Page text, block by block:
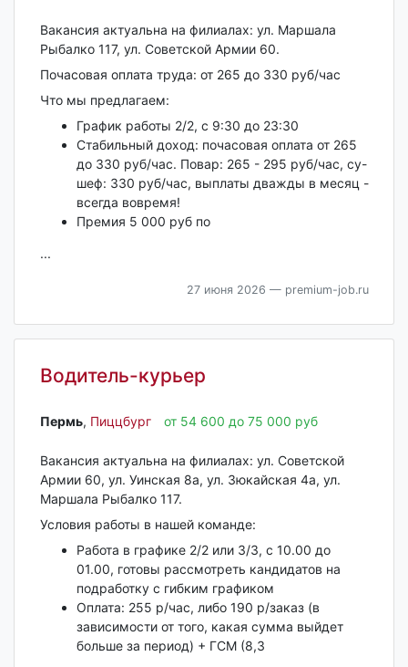
Вакансия актуальна на филиалах: ул. Маршала
Рыбалко 117, ул. Советской Армии 60.
Почасовая оплата труда: от 265 до 330 руб/час
Что мы предлагаем:
График работы 2/2, с 9:30 до 23:30
Стабильный доход: почасовая оплата от 265
до 330 руб/час. Повар: 265 - 295 руб/час, су-
шеф: 330 руб/час, выплаты дважды в месяц -
всегда вовремя!
Премия 5 000 руб по
...
27 июня 2026 — premium-job.ru
Водитель-курьер
Пермь‎, Пиццбург от 54 600 до 75 000 руб
Вакансия актуальна на филиалах: ул. Советской
Армии 60, ул. Уинская 8а, ул. Зюкайская 4а, ул.
Маршала Рыбалко 117.
Условия работы в нашей команде:
Работа в графике 2/2 или 3/3, с 10.00 до
01.00, готовы рассмотреть кандидатов на
подработку с гибким графиком
Оплата: 255 р/час, либо 190 р/заказ (в
зависимости от того, какая сумма выйдет
больше за период) + ГСМ (8,3